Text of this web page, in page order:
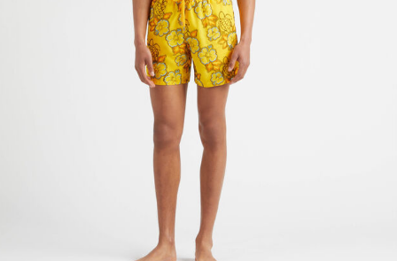
Camiseta de baño
Ver todo Bañadores
Pret-a-porter
Jersey y cárdigan
Chaquetas y Abrigos